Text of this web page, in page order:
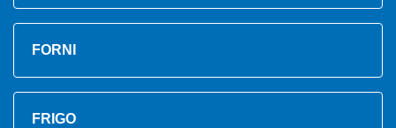
FORNI
FRIGO